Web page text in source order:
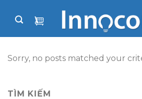
Sorry, no posts matched your
TÌM KIẾM